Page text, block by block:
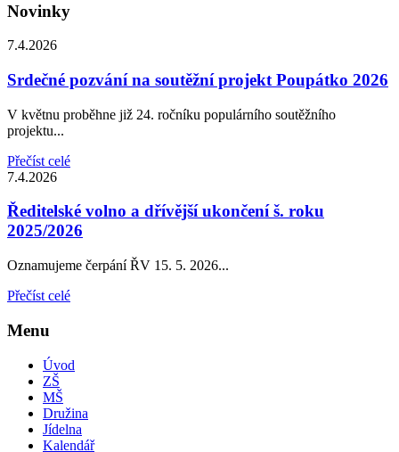
Novinky
7.4.2026
Srdečné pozvání na soutěžní projekt Poupátko 2026
V květnu proběhne již 24. ročníku populárního soutěžního
projektu...
Přečíst celé
7.4.2026
Ředitelské volno a dřívější ukončení š. roku
2025/2026
Oznamujeme čerpání ŘV 15. 5. 2026...
Přečíst celé
Menu
Úvod
ZŠ
MŠ
Družina
Jídelna
Kalendář